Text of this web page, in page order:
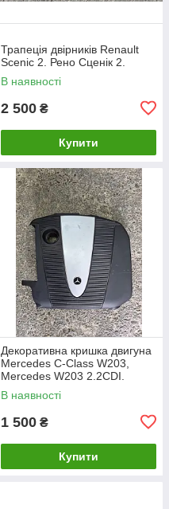
Трапеція двірників Renault
Scenic 2. Рено Сценік 2.
В наявності
2 500 ₴
Купити
Декоративна кришка двигуна
Mercedes C-Class W203,
Mercedes W203 2.2CDI.
A6460100467.
В наявності
1 500 ₴
Купити